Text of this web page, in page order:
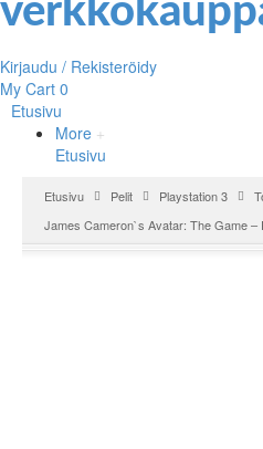
Kirjaudu / Rekisteröidy
My Cart 0
Etusivu
More
Etusivu
Etusivu Pelit Playstation 3
James Cameron`s Avatar: The Game –